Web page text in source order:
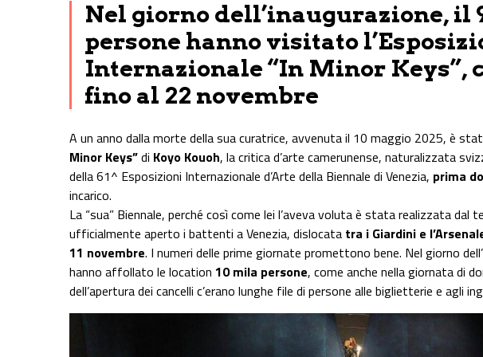
Nel giorno dell’inaugurazione, il
persone hanno visitato
Internazionale “In Minor Keys”,
fino al 22 novembre
A un anno dalla morte della sua curatrice, avvenuta il 10 maggio 2025, è
Minor Keys”di Koyo Kouoh, la critica d’arte camerunense, naturalizzata
della 61^ Esposizioni Internazionale d’Arte della Biennale di Venezia, prima
incarico.
La “sua” Biennale, perché così come lei l’aveva voluta è stata realizzata
ufficialmente aperto i battenti a Venezia, dislocata tra i Giardini e
11 novembre. I numeri delle prime giornate promettono bene. Nel giorno dell’
hanno affollato le location 10 mila persone, come anche nella giornata di
dell’apertura dei cancelli c’erano lunghe file di persone alle biglietterie e agli